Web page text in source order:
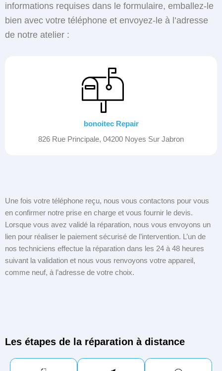
informations requises dans le formulaire, emballez-le
bien avec votre téléphone et envoyez-le à l’adresse
de notre atelier :
bonoitec Repair
826 Rue Principale, 04200 Noyes Sur Jabron
Une fois votre téléphone reçu, nous vous contactons pour vous
en confirmer notre prise en charge et vous fournir le devis.
Lorsque vous avez validé la réparation, nous vous envoyons un
lien pour réaliser le paiement sécurisé de l’intervention. L’un de
nos techniciens effectue la réparation dans les 24 à 48 heures
suivant la validation et nous vous renvoyons votre appareil,
comme neuf, à l’adresse de votre choix.
Les étapes de la réparation à distance